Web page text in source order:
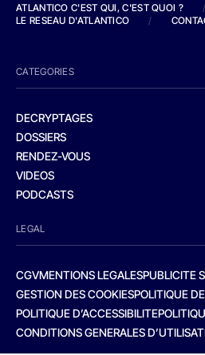
ATLANTICO C'EST QUI, C'EST QUOI ?
/
LE RESEAU D'ATLANTICO
/
CATEGORIES
DECRYPTAGES
DOSSIERS
RENDEZ-VOUS
VIDEOS
PODCASTS
LEGAL
CGVMENTIONS LEGALESPUBLICITE
GESTION DES COOKIESPOLITIQUE
POLITIQUE D’ACCESSIBILITE
CONDITIONS GENERALES